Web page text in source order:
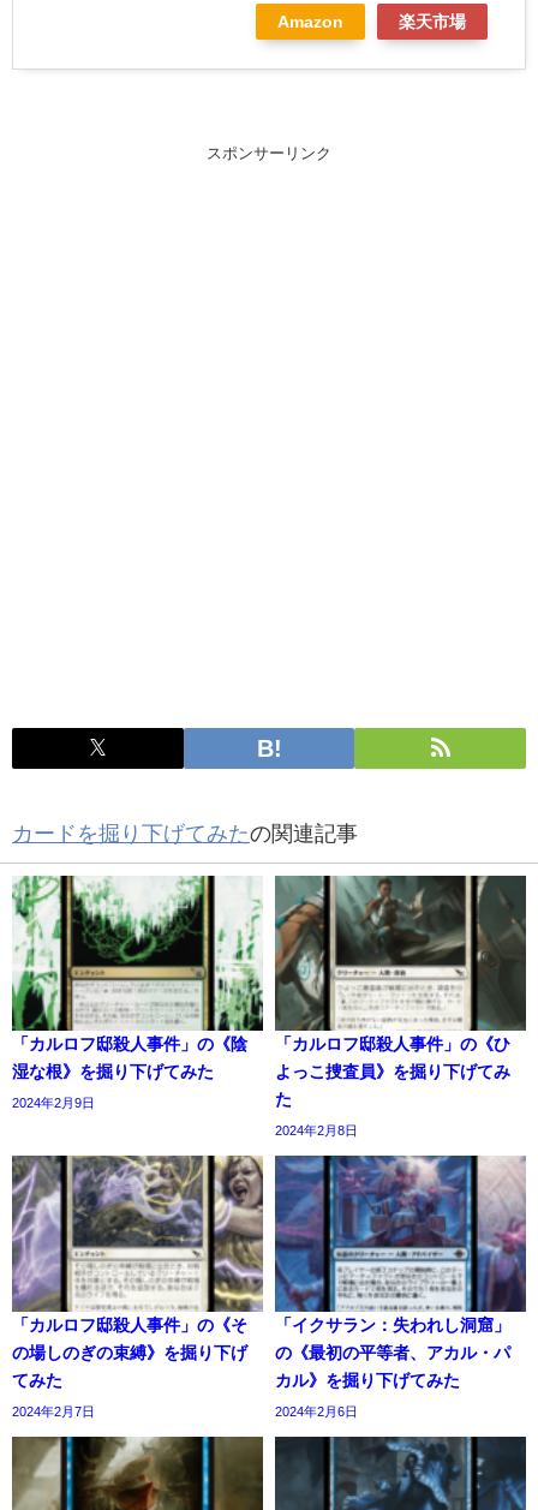
Amazon 楽天市場
スポンサーリンク
カードを掘り下げてみたの関連記事
「カルロフ邸殺人事件」の《陰
湿な根》を掘り下げてみた
2024年2月9日
「カルロフ邸殺人事件」の《ひ
よっこ捜査員》を掘り下げてみ
た
2024年2月8日
「カルロフ邸殺人事件」の《そ
の場しのぎの束縛》を掘り下げ
てみた
2024年2月7日
「イクサラン：失われし洞窟」
の《最初の平等者、アカル・パ
カル》を掘り下げてみた
2024年2月6日